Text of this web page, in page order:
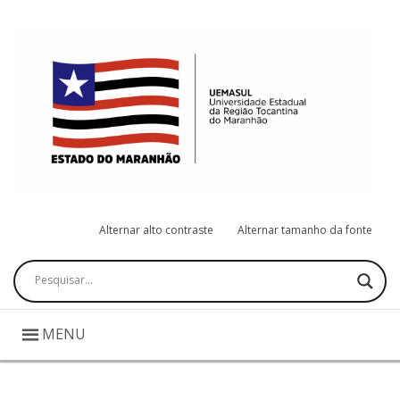
Alternar alto contraste Alternar tamanho da fonte
Pesquisar
MENU